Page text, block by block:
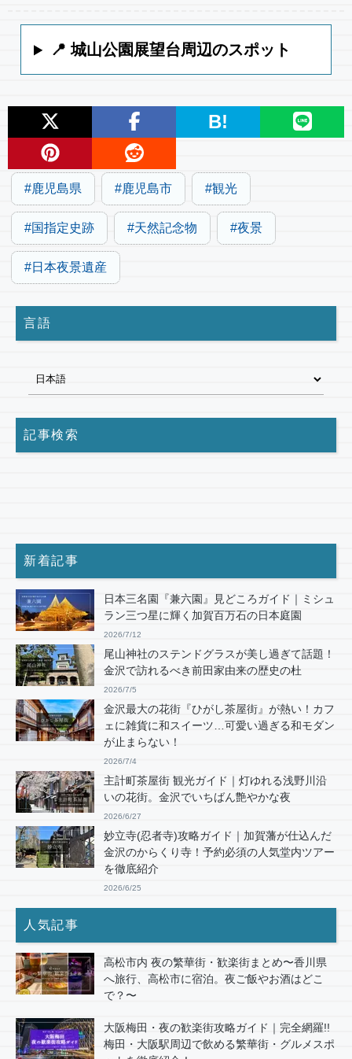
📍 城山公園展望台周辺のスポット
B!
鹿児島県 鹿児島市 観光
国指定史跡 天然記念物 夜景
日本夜景遺産
言語
記事検索
新着記事
日本三名園『兼六園』見どころガイド｜ミシュ
ラン三つ星に輝く加賀百万石の日本庭園
2026/7/12
尾山神社のステンドグラスが美し過ぎて話題！
金沢で訪れるべき前田家由来の歴史の杜
2026/7/5
金沢最大の花街『ひがし茶屋街』が熱い！カフ
ェに雑貨に和スイーツ…可愛い過ぎる和モダン
が止まらない！
2026/7/4
主計町茶屋街 観光ガイド｜灯ゆれる浅野川沿
いの花街。金沢でいちばん艶やかな夜
2026/6/27
妙立寺(忍者寺)攻略ガイド｜加賀藩が仕込んだ
金沢のからくり寺！予約必須の人気堂内ツアー
を徹底紹介
2026/6/25
人気記事
高松市内 夜の繁華街・歓楽街まとめ〜香川県
へ旅行、高松市に宿泊。夜ご飯やお酒はどこ
で？〜
大阪梅田・夜の歓楽街攻略ガイド｜完全網羅!!
梅田・大阪駅周辺で飲める繁華街・グルメスポ